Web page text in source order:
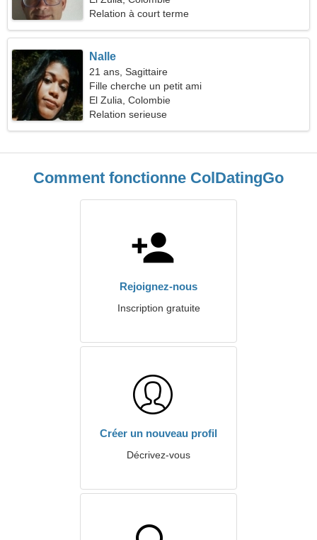
Relation à court terme
Nalle
21 ans, Sagittaire
Fille cherche un petit ami
El Zulia, Colombie
Relation serieuse
Comment fonctionne ColDatingGo
Rejoignez-nous
Inscription gratuite
Créer un nouveau profil
Décrivez-vous